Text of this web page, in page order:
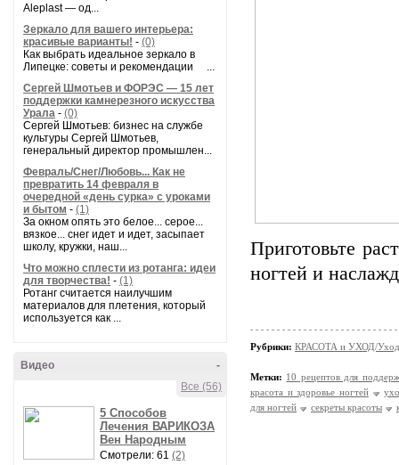
Aleplast — од...
Зеркало для вашего интерьера:
красивые варианты! - (0)
Как выбрать идеальное зеркало в
Липецке: советы и рекомендации ...
Сергей Шмотьев и ФОРЭС — 15 лет
поддержки камнерезного искусства
Урала - (0)
Сергей Шмотьев: бизнес на службе
культуры Сергей Шмотьев,
генеральный директор промышлен...
Февраль/Снег/Любовь... Как не
превратить 14 февраля в
очередной «день сурка» с уроками
и бытом - (1)
За окном опять это белое... серое...
вязкое... снег идет и идет, засыпает
школу, кружки, наш...
Что можно сплести из ротанга: идеи
для творчества! - (1)
Ротанг считается наилучшим
материалов для плетения, который
используется как ...
-
Видео
Все (56)
5 Способов
Лечения ВАРИКОЗА
Вен Народным
Смотрели: 61 (2)
Приготовьте
ногтей и
Рубрики: КРАСОТА и УХОД/Уход
Метки: 10 рецептов для
красота и здоровье ногтей
для ногтей
секреты красоты